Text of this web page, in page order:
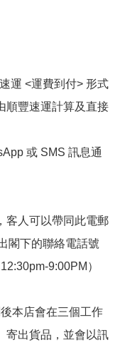
運 <運費到付> 形式
順豐速運計算及直接
或 SMS 訊息通
客人可以帶同此電郵
閣下的聯絡電話號
9:00PM）
本店會在三個工作
寄出貨品，並會以訊